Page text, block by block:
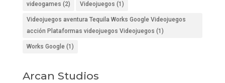
videogames (2) Videojuegos (1)
Videojuegos aventura Tequila Works Google Videojuegos
acción Plataformas videojuegos Videojuegos (1)
Works Google(1)
Arcan Studios